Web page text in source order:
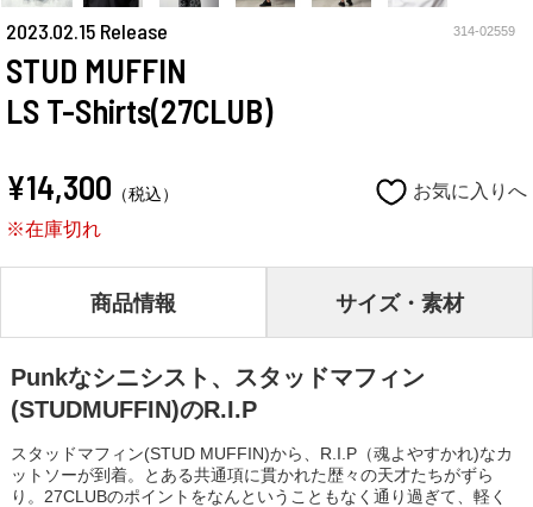
2023.02.15 Release 314-02559
STUD MUFFIN
LS T-Shirts(27CLUB)
¥14,300 （税込）
お気に入りへ
※在庫切れ
商品情報 サイズ・素材
Punkなシニシスト、スタッドマフィン
(STUDMUFFIN)のR.I.P
スタッドマフィン(STUD MUFFIN)から、R.I.P（魂よやすかれ)なカ
ットソーが到着。とある共通項に貫かれた歴々の天才たちがずら
り。27CLUBのポイントをなんということもなく通り過ぎて、軽く